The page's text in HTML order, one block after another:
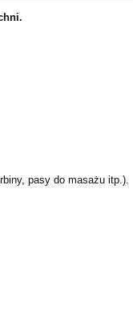
pasy do masażu itp.).